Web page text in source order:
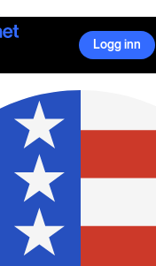
Logg inn